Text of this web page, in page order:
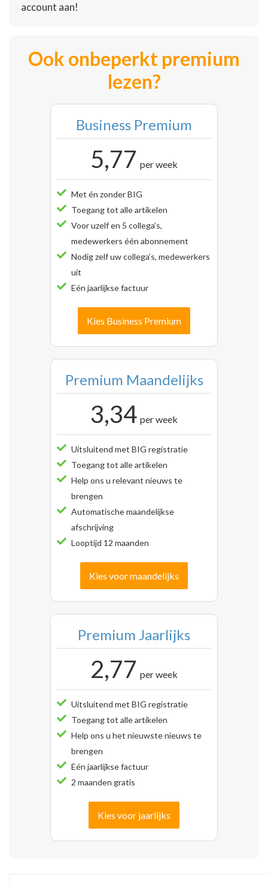
account aan!
Ook onbeperkt premium
lezen?
Business Premium
5,77 per week
Met én zonder BIG
Toegang tot alle artikelen
Voor uzelf en 5 collega’s,
medewerkers één abonnement
Nodig zelf uw collega’s, medewerkers
uit
Eén jaarlijkse factuur
Kies Business Premium
Premium Maandelijks
3,34 per week
Uitsluitend met BIG registratie
Toegang tot alle artikelen
Help ons u relevant nieuws te
brengen
Automatische maandelijkse
afschrijving
Looptijd 12 maanden
Kies voor maandelijks
Premium Jaarlijks
2,77 per week
Uitsluitend met BIG registratie
Toegang tot alle artikelen
Help ons u het nieuwste nieuws te
brengen
Eén jaarlijkse factuur
2 maanden gratis
Kies voor jaarlijks